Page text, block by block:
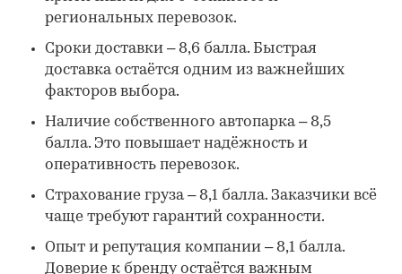
региональных перевозок.
Сроки доставки – 8,6 балла. Быстрая
доставка остаётся одним из важнейших
факторов выбора.
Наличие собственного автопарка – 8,5
балла. Это повышает надёжность и
оперативность перевозок.
Страхование груза – 8,1 балла. Заказчики всё
чаще требуют гарантий сохранности.
Опыт и репутация компании – 8,1 балла.
Доверие к бренду остаётся важным